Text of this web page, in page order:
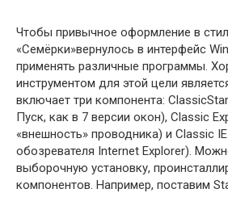
Чтобы привычное оформление в
«Семёрки»вернулось в интерфейс
применять различные программы.
инструментом для этой цели
включает три компонента:
Пуск, как в 7 версии окон), Classic
«внешность» проводника) и Classic
обозревателя Internet Explorer).
выборочную установку,
компонентов. Например, поставим